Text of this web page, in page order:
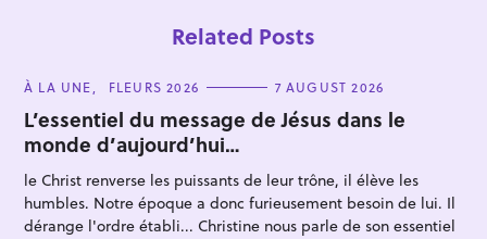
Related Posts
C
T
E
G
O
R
I
E
S
À LA UNE FLEURS 2026 7 AUGUST 2026
L’essentiel du message de Jésus dans le
monde d’aujourd’hui…
le Christ renverse les puissants de leur trône, il élève les
humbles. Notre époque a donc furieusement besoin de lui. Il
dérange l'ordre établi... Christine nous parle de son essentiel